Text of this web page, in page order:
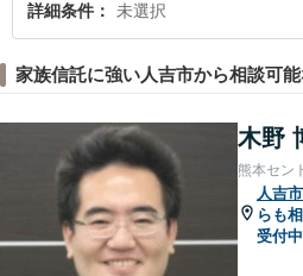
詳細条件 未選択
家族信託に強い人吉市から相談可
木野
熊本セン
人吉市
らも
受付中